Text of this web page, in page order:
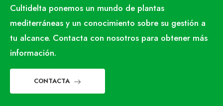
Cultidelta ponemos un mundo de plantas
mediterráneas y un conocimiento sobre su gestión a
tu alcance. Contacta con nosotros para obtener más
información.
CONTACTA